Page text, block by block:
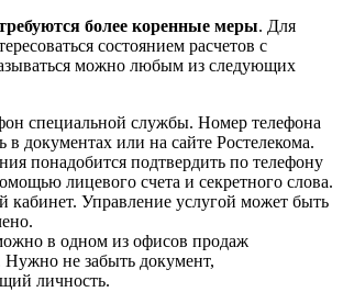
более коренные меры. Для
состоянием расчетов с
можно любым из следующих
специальной службы. Номер телефона
в документах или на сайте Ростелекома.
понадобится подтвердить по телефону
лицевого счета и секретного слова.
кабинет. Управление услугой может быть
в одном из офисов продаж
Нужно не забыть документ,
личность.